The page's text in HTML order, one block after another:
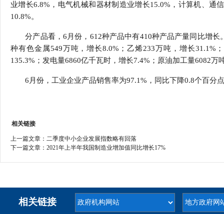
业增长6.8%，电气机械和器材制造业增长15.0%，计算机、通
10.8%。
分产品看，6月份，612种产品中有410种产品产量同比增
种有色金属549万吨，增长8.0%；乙烯233万吨，增长31.1%
135.3%；发电量6860亿千瓦时，增长7.4%；原油加工量6082万
6月份，工业企业产品销售率为97.1%，同比下降0.8个百分
相关链接
上一篇文章： 二季度中小企业发展指数略有回落
下一篇文章： 2021年上半年我国制造业增加值同比增长17%
相关链接